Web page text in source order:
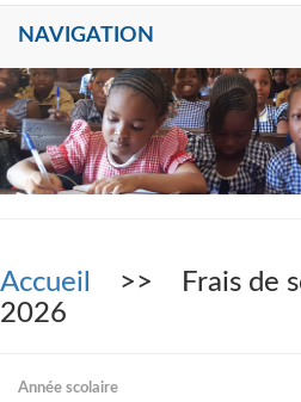
NAVIGATION
Accueil
>> Frais de
2026
Année scolaire